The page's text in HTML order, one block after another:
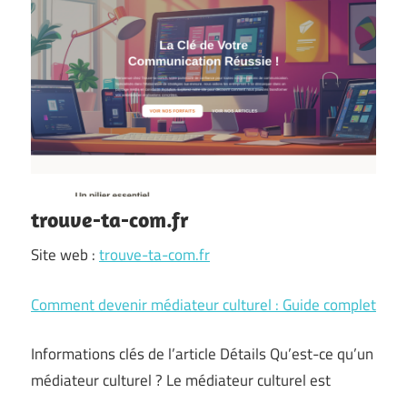
trouve-ta-com.fr
Site web :trouve-ta-com.fr
Comment devenir médiateur culturel : Guide complet
Informations clés de l’article Détails Qu’est-ce qu’un
médiateur culturel ? Le médiateur culturel est